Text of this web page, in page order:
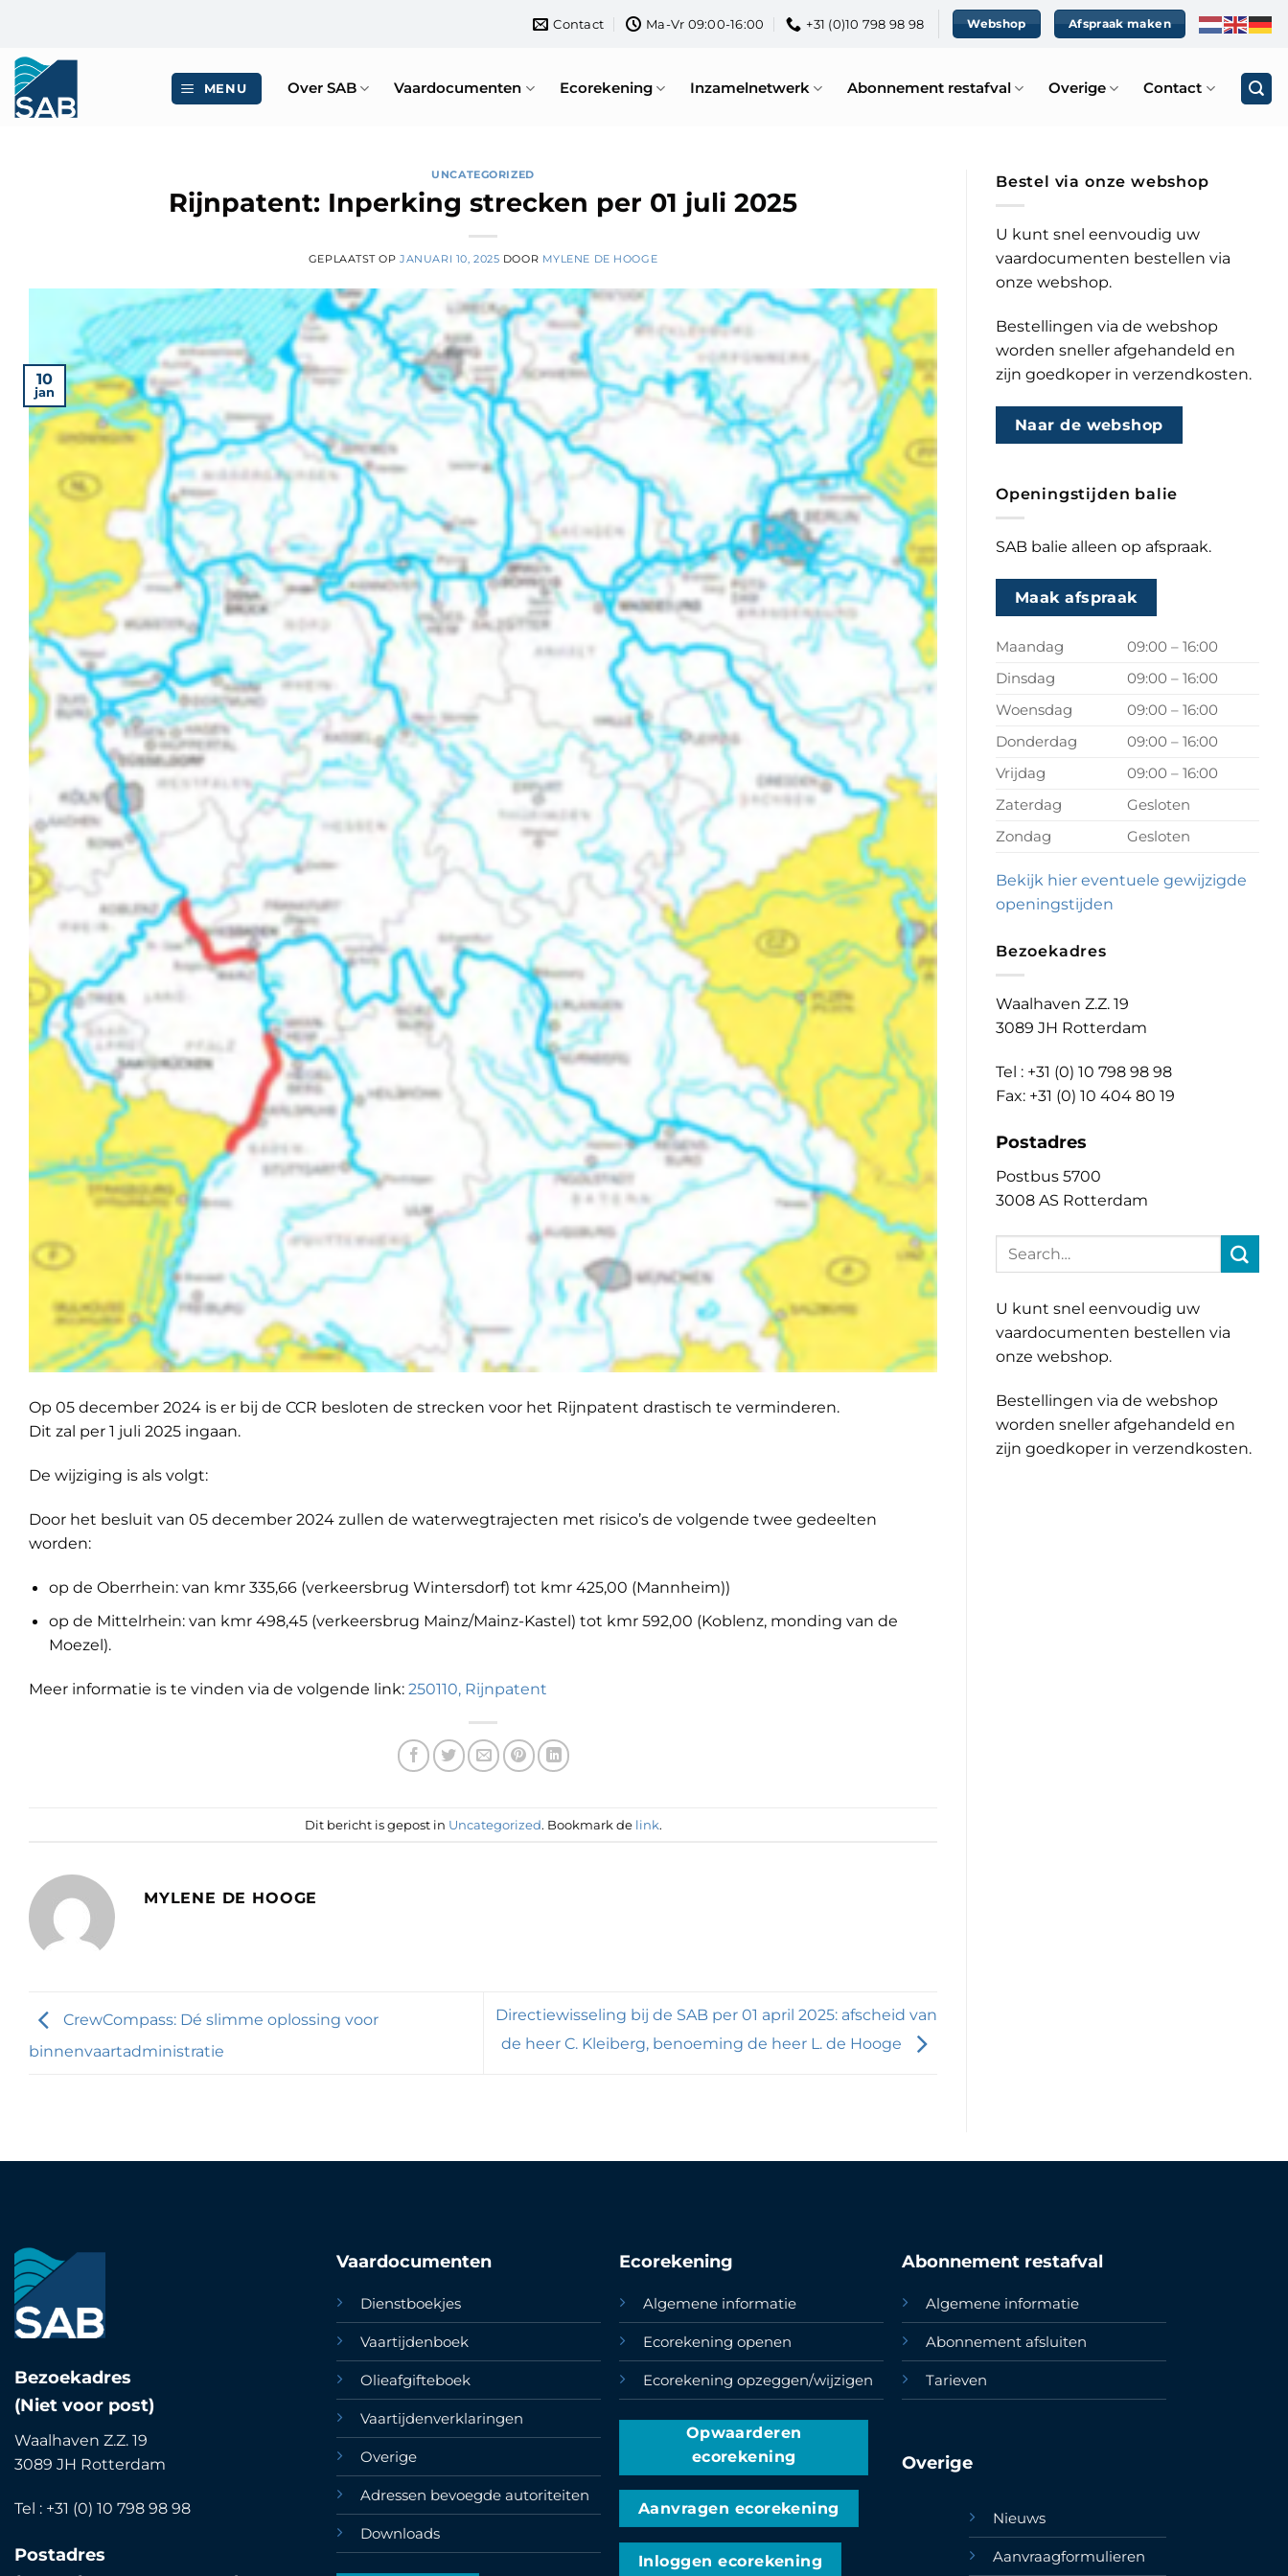
inhoud
Contact Ma-Vr 09:00-16:00 +31 (0)10 798 98 98 Webshop Afspraak maken
MENU Over SAB Vaardocumenten Ecorekening Inzamelnetwerk Abonnement restafval Overige Contact
UNCATEGORIZED
Rijnpatent: Inperking strecken per 01 juli 2025
GEPLAATST OPJANUARI 10, 2025 DOOR MYLENE DE HOOGE
10
jan
Op 05 december 2024 is er bij de CCR besloten de strecken voor het Rijnpatent drastisch te verminderen.
Dit zal per 1 juli 2025 ingaan.
De wijziging is als volgt:
Door het besluit van 05 december 2024 zullen de waterwegtrajecten met risico’s de volgende twee gedeelten
worden:
op de Oberrhein: van kmr 335,66 (verkeersbrug Wintersdorf) tot kmr 425,00 (Mannheim))
op de Mittelrhein: van kmr 498,45 (verkeersbrug Mainz/Mainz-Kastel) tot kmr 592,00 (Koblenz, monding van de
Moezel).
Meer informatie is te vinden via de volgende link: 250110, Rijnpatent
Dit bericht is gepost in Uncategorized. Bookmark de link.
MYLENE DE HOOGE
CrewCompass: Dé slimme oplossing voor
binnenvaartadministratie
Directiewisseling bij de SAB per 01 april 2025: afscheid van
de heer C. Kleiberg, benoeming de heer L. de Hooge
Bestel via onze webshop
U kunt snel eenvoudig uw
vaardocumenten bestellen via
onze webshop.
Bestellingen via de webshop
worden sneller afgehandeld en
zijn goedkoper in verzendkosten.
Naar de webshop
Openingstijden balie
SAB balie alleen op afspraak.
Maak afspraak
Maandag
09:00 – 16:00
Dinsdag
09:00 – 16:00
Woensdag
09:00 – 16:00
Donderdag
09:00 – 16:00
Vrijdag
09:00 – 16:00
Zaterdag
Gesloten
Zondag
Gesloten
Bekijk hier eventuele gewijzigde
openingstijden
Bezoekadres
Waalhaven Z.Z. 19
3089 JH Rotterdam
Tel : +31 (0) 10 798 98 98
Fax: +31 (0) 10 404 80 19
Postadres
Postbus 5700
3008 AS Rotterdam
U kunt snel eenvoudig uw
vaardocumenten bestellen via
onze webshop.
Bestellingen via de webshop
worden sneller afgehandeld en
zijn goedkoper in verzendkosten.
Bezoekadres
(Niet voor post)
Waalhaven Z.Z. 19
3089 JH Rotterdam
Tel : +31 (0) 10 798 98 98
Postadres
Vaardocumenten
Dienstboekjes
Vaartijdenboek
Olieafgifteboek
Vaartijdenverklaringen
Overige
Adressen bevoegde autoriteiten
Downloads
Ecorekening
Algemene informatie
Ecorekening openen
Ecorekening opzeggen/wijzigen
Opwaarderen
ecorekening
Aanvragen ecorekening
Inloggen ecorekening
Abonnement restafval
Algemene informatie
Abonnement afsluiten
Tarieven
Overige
Nieuws
Aanvraagformulieren